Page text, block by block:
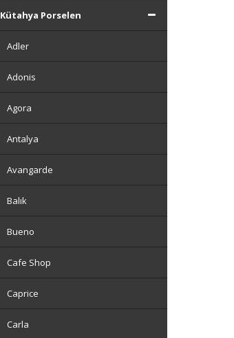
Kütahya Porselen
Adler
Adonis
Agora
Antalya
Avangarde
Balık
Bueno
Cafe Shop
Caprice
Carla